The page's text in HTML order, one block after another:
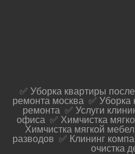
✅ Уборка квартиры
ремонта москва ✅
ремонта ✅ Услуги
офиса ✅ Химчистка
Химчистка мягкой
разводов ✅ Клининг
очистка